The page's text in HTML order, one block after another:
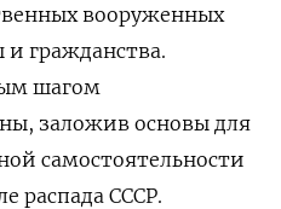
вооруженных
гражданства.
шагом
заложив основы для
самостоятельности
распада СССР.